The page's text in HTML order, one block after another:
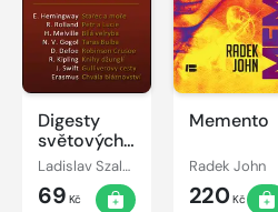
Digesty
světových
autorů
Ladislav Szalai, Romana Szalaiová
69 Kč
Memento
Radek John
220Kč